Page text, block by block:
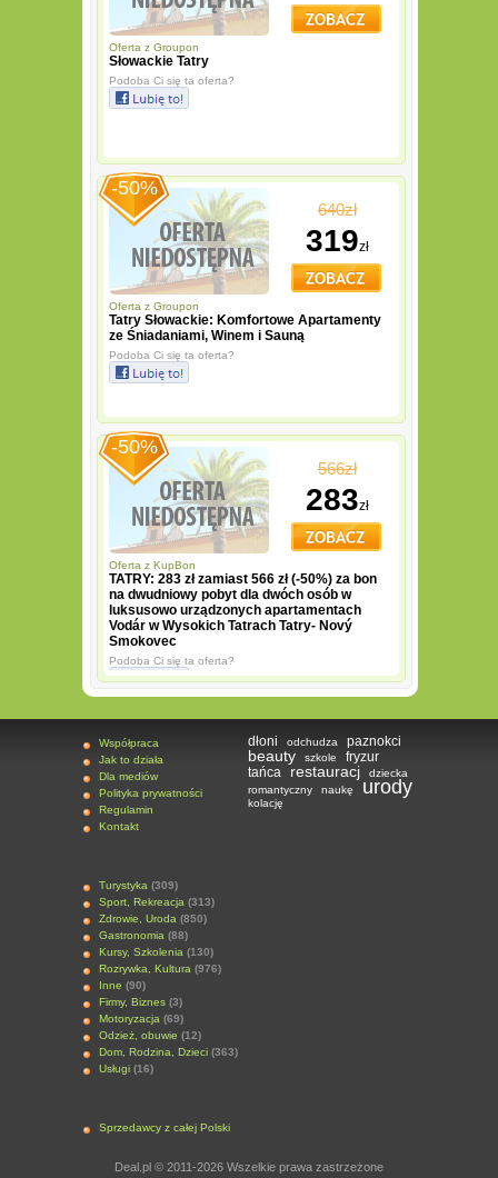
Oferta z Groupon
Słowackie Tatry
Podoba Ci się ta oferta?
-50%
Oferta z Groupon
Tatry Słowackie: Komfortowe Apartamenty
ze Śniadaniami, Winem i Sauną
Podoba Ci się ta oferta?
640zł
319zł
-50%
Oferta z KupBon
TATRY: 283 zł zamiast 566 zł (-50%) za bon
na dwudniowy pobyt dla dwóch osób w
luksusowo urządzonych apartamentach
Vodár w Wysokich Tatrach Tatry- Nový
Smokovec
Podoba Ci się ta oferta?
566zł
283zł
Współpraca
Jak to działa
Dla mediów
Polityka prywatności
Regulamin
Kontakt
Turystyka (309)
Sport, Rekreacja (313)
Zdrowie, Uroda (850)
Gastronomia (88)
Kursy, Szkolenia (130)
Rozrywka, Kultura (976)
Inne (90)
Firmy, Biznes (3)
Motoryzacja (69)
Odzież, obuwie (12)
Dom, Rodzina, Dzieci (363)
Usługi (16)
Sprzedawcy z całej Polski
dłoni odchudza paznokci
beauty szkole
fryzur
tańca
restauracj
dziecka
romantyczny
naukę urody
kolację
Deal.pl © 2011-2026 Wszelkie prawa zastrzeżone